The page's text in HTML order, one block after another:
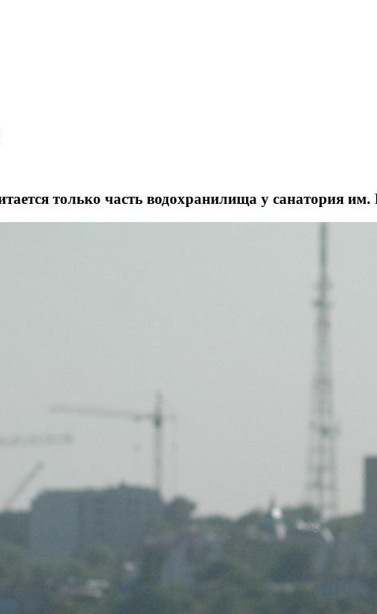
только часть водохранилища у санатория им.